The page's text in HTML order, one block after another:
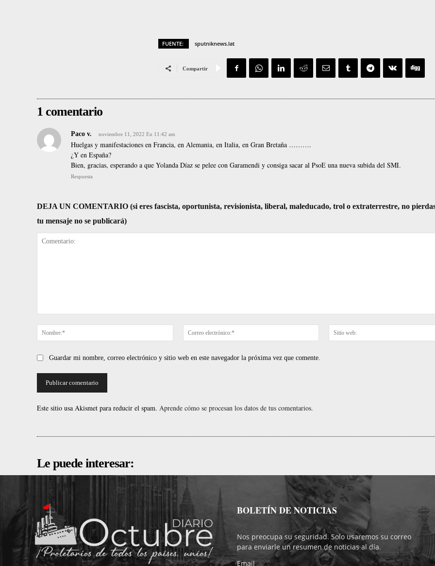
u
i
FUENTE: sputniknews.lat
Compartir
1 comentario
Paco v. noviembre 11, 2022 En 11:42 am
Huelgas y manifestaciones en Francia, en Alemania, en Italia, en Gran Bretaña ……….
¿Y en España?
Bien, gracias, esperando a que Yolanda Díaz se pelee con Garamendi y consiga sacar al PsoE una nueva subida del SMI.
Respuesta
DEJA UN COMENTARIO (si eres fascista, oportunista, revisionista, liberal, maleducado, trol o extraterrestre, no
tu mensaje no se publicará)
Nombre:*
Correo
electrónico:*
Guardar mi nombre, correo electrónico y sitio web en este navegador la próxima vez que comente.
Este sitio usa Akismet para reducir el spam. Aprende cómo se procesan los datos de tus comentarios.
Le puede interesar:
BOLETÍN DE NOTICIAS
Nos preocupa su seguridad. Solo usaremos su correo
para enviarle un resumen de noticias al día.
Email